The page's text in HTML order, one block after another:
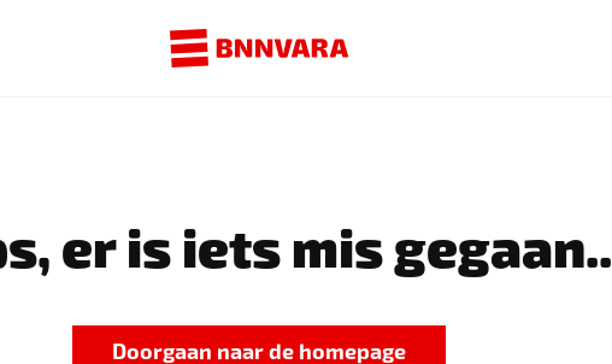
er is iets mis gegaan..
Doorgaan naar de homepage